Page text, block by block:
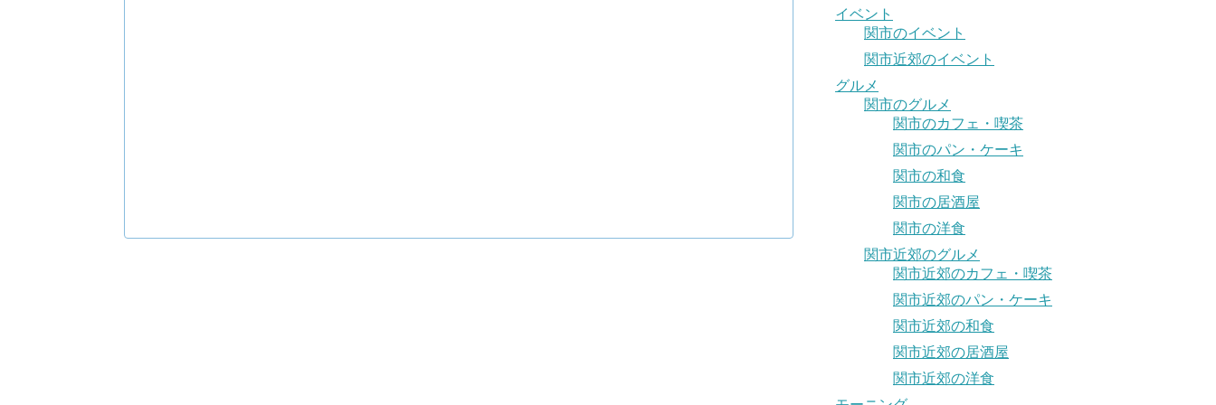
イベント
関市のイベント
関市近郊のイベント
グルメ
関市のグルメ
関市のカフェ・喫茶
関市のパン・ケーキ
関市の和食
関市の居酒屋
関市の洋食
関市近郊のグルメ
関市近郊のカフェ・喫茶
関市近郊のパン・ケーキ
関市近郊の和食
関市近郊の居酒屋
関市近郊の洋食